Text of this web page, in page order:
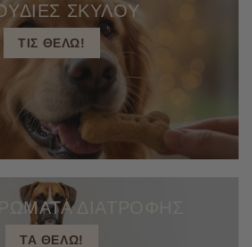
ΣΚΥΛΟΥ
ΤΙΣ ΘΕΛΩ!
ΔΙΑΤΡΟΦΗΣ
ΤΑ ΘΕΛΩ!